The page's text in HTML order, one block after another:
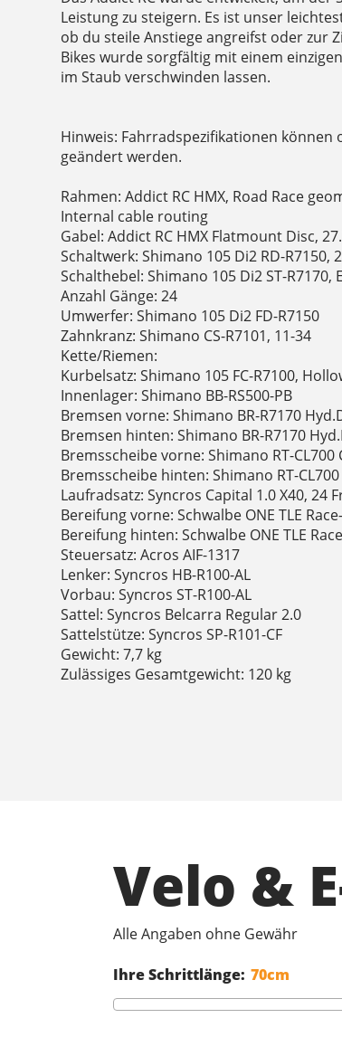
Leistung zu steigern. Es ist unser
ob du steile Anstiege angreifst oder zur
Bikes wurde sorgfältig mit einem
im Staub verschwinden lassen.
Hinweis: Fahrradspezifikationen
geändert werden.
Rahmen: Addict RC HMX, Road Race
Internal cable routing
Gabel: Addict RC HMX Flatmount Disc,
Schaltwerk: Shimano 105 Di2 RD-R7150,
Schalthebel: Shimano 105 Di2 ST-R7170,
Anzahl Gänge: 24
Umwerfer: Shimano 105 Di2 FD-R7150
Zahnkranz: Shimano CS-R7101, 11-34
Kette/Riemen:
Kurbelsatz: Shimano 105 FC-R7100,
Innenlager: Shimano BB-RS500-PB
Bremsen vorne: Shimano BR-R7170
Bremsen hinten: Shimano BR-R7170
Bremsscheibe vorne: Shimano RT-
Bremsscheibe hinten: Shimano RT-
Laufradsatz: Syncros Capital 1.0 X40, 24
Bereifung vorne: Schwalbe ONE TLE
Bereifung hinten: Schwalbe ONE TLE
Steuersatz: Acros AIF-1317
Lenker: Syncros HB-R100-AL
Vorbau: Syncros ST-R100-AL
Sattel: Syncros Belcarra Regular 2.0
Sattelstütze: Syncros SP-R101-CF
Gewicht: 7,7 kg
Zulässiges Gesamtgewicht: 120 kg
Velo &
Alle Angaben ohne Gewähr
Ihre Schrittlänge: